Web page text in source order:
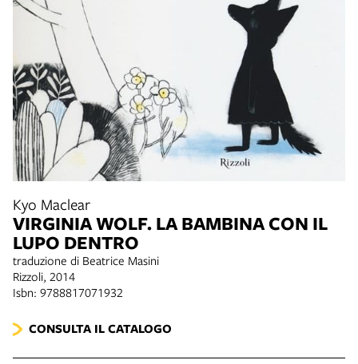
Kyo Maclear
VIRGINIA WOLF. LA BAMBINA CON IL
LUPO DENTRO
traduzione di Beatrice Masini
Rizzoli, 2014
Isbn: 9788817071932
CONSULTA IL CATALOGO